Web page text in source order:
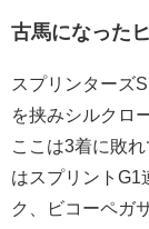
古馬になった
スプリンターズ
を挟みシルクロ
ここは3着に敗
はスプリントG1
ク、ビコーペガ